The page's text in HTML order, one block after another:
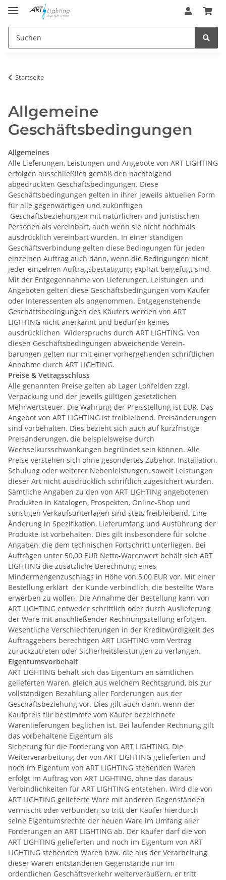
Startseite
Allgemeine
Geschäftsbedingungen
Allgemeines
Alle Lieferungen, Leistungen und Angebote von ART LIGHTING
erfolgen ausschließlich gemäß den nachfolgend
abgedruckten Geschäftsbedingungen. Diese
Geschäftsbedingungen gelten in ihrer jeweils aktuellen Form
für alle gegenwärtigen und zukünftigen
Geschäftsbeziehungen mit natürlichen und juristischen
Personen als vereinbart, auch wenn sie nicht nochmals
ausdrücklich vereinbart wurden. In einer ständigen
Geschäftsverbindung gelten diese Bedingungen für jeden
einzelnen Auftrag auch dann, wenn die Bedingungen nicht
jeder einzelnen Auftragsbestätigung explizit beigefügt sind.
Mit der Entgegennahme von Lieferungen, Leistungen und
Angeboten gelten diese Geschäftsbedingungen vom Käufer
oder Interessenten als angenommen. Entgegenstehende
Geschäftsbedingungen des Käufers werden von ART
LIGHTING nicht anerkannt und bedürfen keines
ausdrücklichen Widerspruchs durch ART LIGHTING. Von
diesen Geschäftsbedingungen abweichende Verein-
barungen gelten nur mit einer vorhergehenden schriftlichen
Annahme durch ART LIGHTING.
Preise & Vetragsschluss
Alle genannten Preise gelten ab Lager Lohfelden zzgl.
Verpackung und der jeweils gültigen gesetzlichen
Mehrwertsteuer. Die Währung der Preisstellung ist EUR. Das
Angebot von ART LIGHTING ist freibleibend. Preisänderungen
sind vorbehalten. Dies bezieht sich auch auf kurzfristige
Preisänderungen, die beispielsweise durch
Wechselkursschwankungen begründet sein können. Alle
Preise verstehen sich ohne gesondertes Zubehör, Installation,
Schulung oder weiterer Nebenleistungen, soweit Leistungen
dieser Art nicht ausdrücklich schriftlich zugesichert wurden.
Sämtliche Angaben zu den von ART LIGHTINg angebotenen
Produkten in Katalogen, Prospekten, Online-Shop und
sonstigen Verkaufsunterlagen sind stets freibleibend. Eine
Änderung in Spezifikation, Lieferumfang und Ausführung der
Produkte ist vorbehalten. Dies gilt insbesondere für solche
Angaben, die dem technischen Fortschritt unterliegen. Bei
Aufträgen unter 50,00 EUR Netto-Warenwert behält sich ART
LIGHTING die zusätzliche Berechnung eines
Mindermengenzuschlags in Höhe von 5,00 EUR vor. Mit einer
Bestellung erklärt der Kunde verbindlich, die bestellte Ware
erwerben zu wollen. Die Annahme der Bestellung kann von
ART LIGHTING entweder schriftlich oder durch Auslieferung
der Ware mit anschließender Rechnungsstellung erfolgen.
Wesentliche Verschlechterungen in der Kreditwürdigkeit des
Auftraggebers berechtigen ART LIGHTING vom Vertrag
zurückzutreten oder Sicherheitsleistungen zu verlangen.
Eigentumsvorbehalt
ART LIGHTING behält sich das Eigentum an sämtlichen
gelieferten Waren, gleich aus welchem Rechtsgrund, bis zur
vollständigen Bezahlung aller Forderungen aus der
Geschäftsbeziehung vor. Dies gilt auch dann, wenn der
Kaufpreis für bestimmte vom Käufer bezeichnete
Warenlieferungen beglichen ist. Bei laufender Rechnung gilt
das vorbehaltene Eigentum als
Sicherung für die Forderung von ART LIGHTING. Die
Weiterverarbeitung der von ART LIGHTING gelieferten und
noch im Eigentum von ART LIGHTING stehenden Waren
erfolgt im Auftrag von ART LIGHTING, ohne das daraus
Verbindlichkeiten für ART LIGHTING entstehen. Wird die von
ART LIGHTING gelieferte Ware mit anderen Gegenständen
vermischt oder verbunden, so tritt der Käufer hierdurch
seine Eigentumsrechte der neuen Ware im Umfang aller
Forderungen an ART LIGHTING ab. Der Käufer darf die von
ART LIGHTING gelieferten und noch im Eigentum von ART
LIGHTING stehenden Waren bzw. die aus der Verarbeitung
dieser Waren entstandenen Gegenstände nur im
ordentlichen Geschäftsverkehr weiterveräußern, er tritt